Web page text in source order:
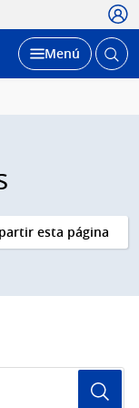
Desplegar
Menú Abrir
esta página